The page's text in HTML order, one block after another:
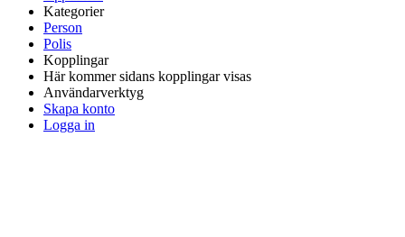
Kategorier
Person
Polis
Kopplingar
Här kommer sidans kopplingar visas
Användarverktyg
Skapa konto
Logga in